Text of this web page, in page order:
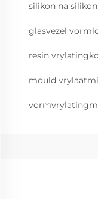
silikon na
glasvezel
resin
mould